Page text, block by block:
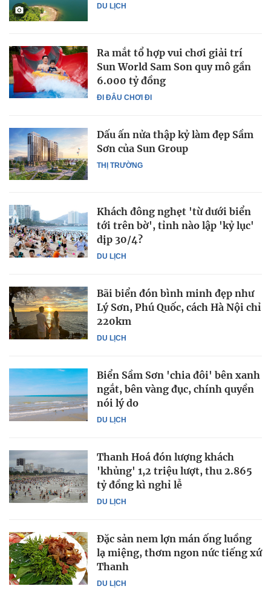
DU LỊCH
ĐI ĐÂU CHƠI ĐI
Ra mắt tổ hợp vui chơi giải trí
Sun World Sam Son quy mô gần
6.000 tỷ đồng
THỊ TRƯỜNG
Dấu ấn nửa thập kỷ làm đẹp Sầm
Sơn của Sun Group
DU LỊCH
Khách đông nghẹt 'từ dưới biển
tới trên bờ', tỉnh nào lập 'kỷ lục'
dịp 30/4?
DU LỊCH
Bãi biển đón bình minh đẹp như
Lý Sơn, Phú Quốc, cách Hà Nội chỉ
220km
DU LỊCH
Biển Sầm Sơn 'chia đôi' bên xanh
ngắt, bên vàng đục, chính quyền
nói lý do
DU LỊCH
Thanh Hoá đón lượng khách
'khủng' 1,2 triệu lượt, thu 2.865
tỷ đồng kì nghỉ lễ
DU LỊCH
Đặc sản nem lợn mán ống luồng
lạ miệng, thơm ngon nức tiếng xứ
Thanh